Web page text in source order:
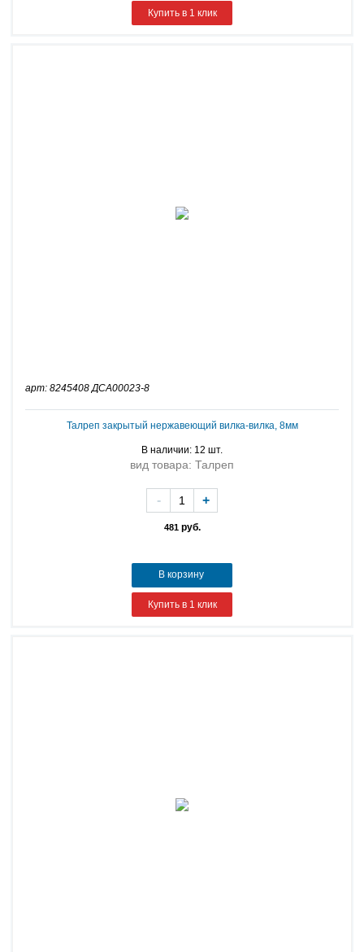
Купить в 1 клик
арт: 8245408 ДСА00023-8
Талреп закрытый нержавеющий вилка-вилка, 8мм
В наличии: 12 шт.
вид товара: Талреп
481руб.
- +
В корзину
Купить в 1 клик